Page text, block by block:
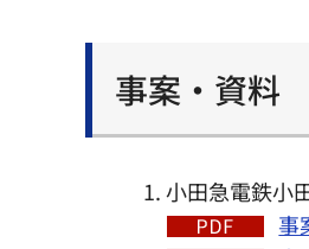
事案・資料
小田急電鉄小
事